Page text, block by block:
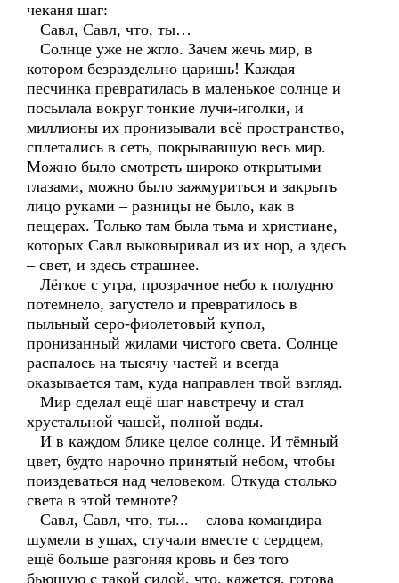
чеканя шаг:
Савл, Савл, что, ты…
Солнце уже не жгло. Зачем жечь мир, в
котором безраздельно царишь! Каждая
песчинка превратилась в маленькое солнце и
посылала вокруг тонкие лучи-иголки, и
миллионы их пронизывали всё пространство,
сплетались в сеть, покрывавшую весь мир.
Можно было смотреть широко открытыми
глазами, можно было зажмуриться и закрыть
лицо руками – разницы не было, как в
пещерах. Только там была тьма и христиане,
которых Савл выковыривал из их нор, а здесь
– свет, и здесь страшнее.
Лёгкое с утра, прозрачное небо к полудню
потемнело, загустело и превратилось в
пыльный серо-фиолетовый купол,
пронизанный жилами чистого света. Солнце
распалось на тысячу частей и всегда
оказывается там, куда направлен твой взгляд.
Мир сделал ещё шаг навстречу и стал
хрустальной чашей, полной воды.
И в каждом блике целое солнце. И тёмный
цвет, будто нарочно принятый небом, чтобы
поиздеваться над человеком. Откуда столько
света в этой темноте?
Савл, Савл, что, ты... – слова командира
шумели в ушах, стучали вместе с сердцем,
ещё больше разгоняя кровь и без того
бьющую с такой силой, что, кажется, готова